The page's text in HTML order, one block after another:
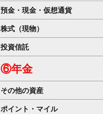
預金・現金・仮想通貨
株式（現物）
投資信託
⑥年金
その他の資産
ポイント・マイル